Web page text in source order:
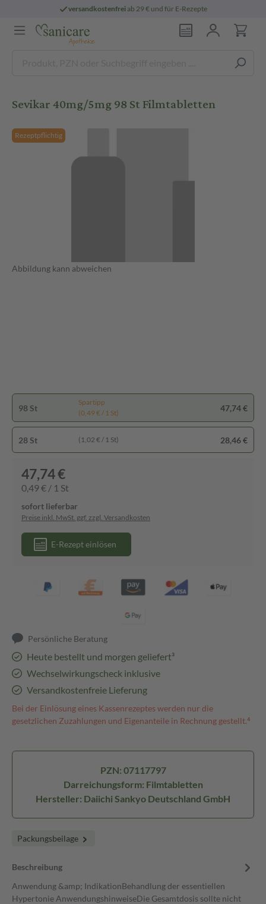
versandkostenfreiab 29 € und für E-Rezepte
Sevikar 40mg/5mg 98 St Filmtabletten
Rezeptpflichtig
Abbildung kann abweichen
98 St
Spartipp
(0,49 € / 1 St)
47,74 €
28 St (1,02 € / 1 St) 28,46 €
47,74 €
0,49 € / 1 St
sofort lieferbar
Preise inkl. MwSt. ggf. zzgl. Versandkosten
E-Rezept einlösen
Persönliche Beratung
Heute bestellt und morgen geliefert³
Wechselwirkungscheck inklusive
Versandkostenfreie Lieferung
Bei der Einlösung eines Kassenrezeptes werden nur die
gesetzlichen Zuzahlungen und Eigenanteile in Rechnung gestellt.⁴
PZN: 07117797
Darreichungsform: Filmtabletten
Hersteller: Daiichi Sankyo Deutschland GmbH
Packungsbeilage
Beschreibung
Anwendung &amp; IndikationBehandlung der essentiellen
Hypertonie AnwendungshinweiseDie Gesamtdosis sollte nicht